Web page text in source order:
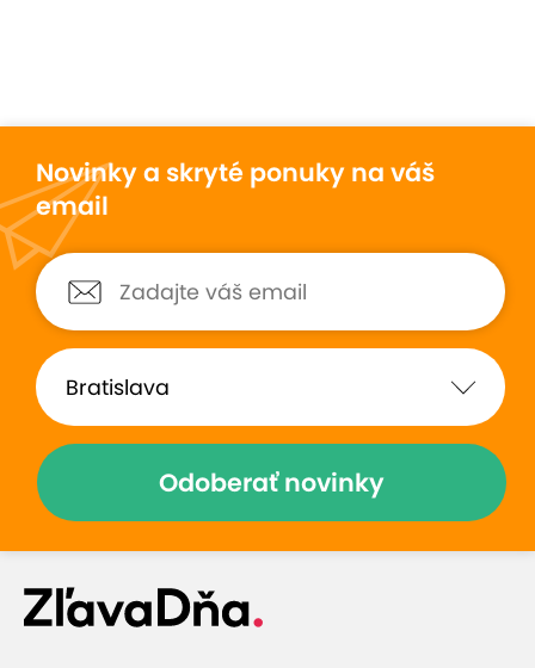
Novinky a skryté ponuky na váš
email
Odoberať novinky